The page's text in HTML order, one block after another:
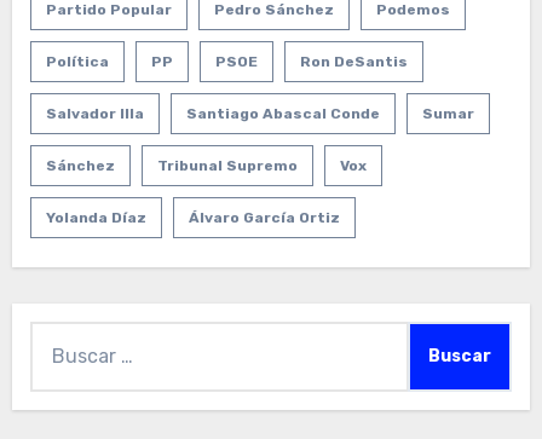
Partido Popular Pedro Sánchez Podemos
Política PP PSOE Ron DeSantis
Salvador Illa Santiago Abascal Conde Sumar
Sánchez Tribunal Supremo Vox
Yolanda Díaz Álvaro García Ortiz